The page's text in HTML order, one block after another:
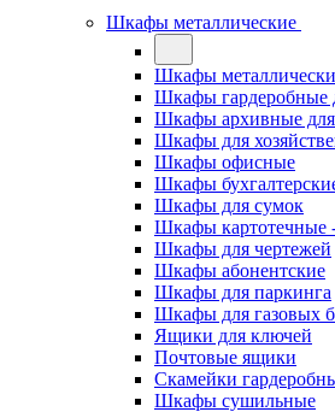
Шкафы металлические
Шкафы
Шкафы гардеробные
Шкафы архивные для
Шкафы для
Шкафы офисные
Шкафы
Шкафы для сумок
Шкафы картотечные
Шкафы для чертежей
Шкафы абонентские
Шкафы для паркинга
Шкафы для газовых
Ящики для ключей
Почтовые ящики
Скамейки
Шкафы сушильные